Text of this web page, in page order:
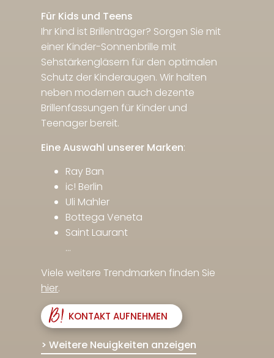
Für Kids und Teens
Ihr Kind ist Brillenträger? Sorgen Sie mit
einer Kinder-Sonnenbrille mit
Sehstärkengläsern für den optimalen
Schutz der Kinderaugen. Wir halten
neben modernen auch dezente
Brillenfassungen für Kinder und
Teenager bereit.
Eine Auswahl unserer Marken:
Ray Ban
ic! Berlin
Uli Mahler
Bottega Veneta
Saint Laurant
…
Viele weitere Trendmarken finden Sie
hier.
KONTAKT AUFNEHMEN
> Weitere Neuigkeiten anzeigen